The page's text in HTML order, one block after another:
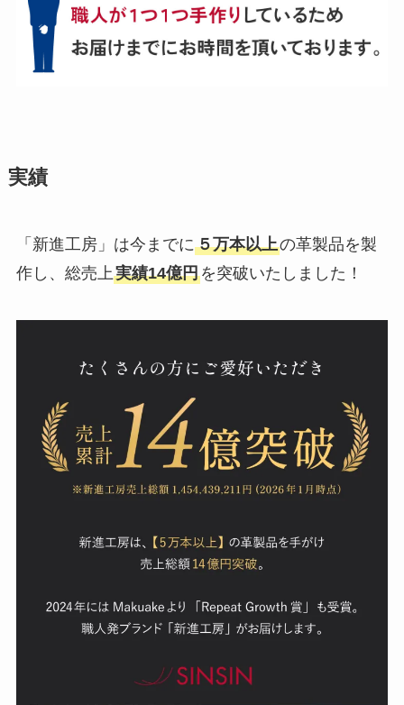
実績
「新進工房」は今までに５万本以上の革製品を製
作し、総売上実績14億円を突破いたしました！